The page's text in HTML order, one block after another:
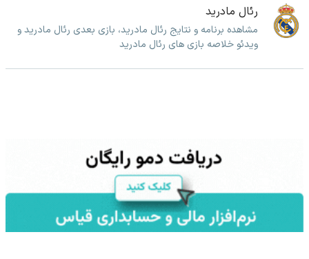
رئال مادرید
مشاهده برنامه و نتایج رئال مادرید، بازی بعدی رئال مادرید و
ویدئو خلاصه بازی های رئال مادرید